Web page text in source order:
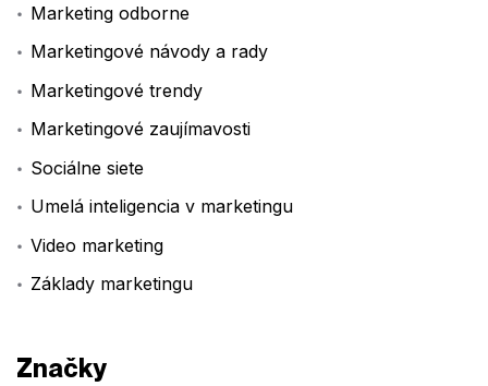
Marketing odborne
Marketingové návody a rady
Marketingové trendy
Marketingové zaujímavosti
Sociálne siete
Umelá inteligencia v marketingu
Video marketing
Základy marketingu
Značky